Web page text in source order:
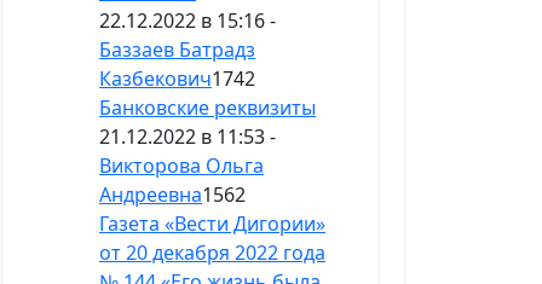
22.12.2022 в 15:16 -
Баззаев Батрадз
Казбекович1742
Банковские реквизиты
21.12.2022 в 11:53 -
Викторова Ольга
Андреевна1562
Газета «Вести Дигории»
от 20 декабря 2022 года